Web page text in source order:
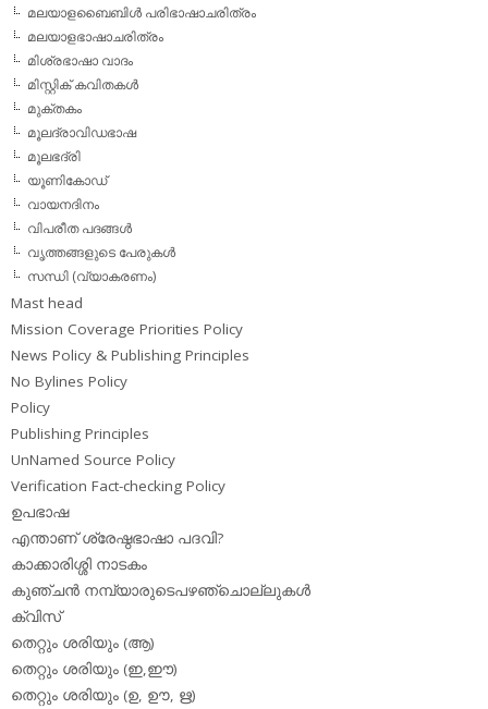
മലയാളബൈബിള്‍ പരിഭാഷാചരിത്രം
മലയാളഭാഷാചരിത്രം
മിശ്രഭാഷാ വാദം
മിസ്റ്റിക് കവിതകള്‍
മുക്തകം
മൂലദ്രാവിഡഭാഷ
മൂലഭദ്രി
യൂണികോഡ്
വായനദിനം
വിപരീത പദങ്ങള്‍
വൃത്തങ്ങളുടെ പേരുകള്‍
സന്ധി (വ്യാകരണം)
Mast head
Mission Coverage Priorities Policy
News Policy & Publishing Principles
No Bylines Policy
Policy
Publishing Principles
UnNamed Source Policy
Verification Fact-checking Policy
ഉപഭാഷ
എന്താണ് ശ്രേഷ്ഠഭാഷാ പദവി?
കാക്കാരിശ്ശി നാടകം
കുഞ്ചന്‍ നമ്പ്യാരുടെപഴഞ്ചൊല്ലുകള്‍
ക്വിസ്
തെറ്റും ശരിയും (ആ)
തെറ്റും ശരിയും (ഇ,ഈ)
തെറ്റും ശരിയും (ഉ, ഊ, ഋ)